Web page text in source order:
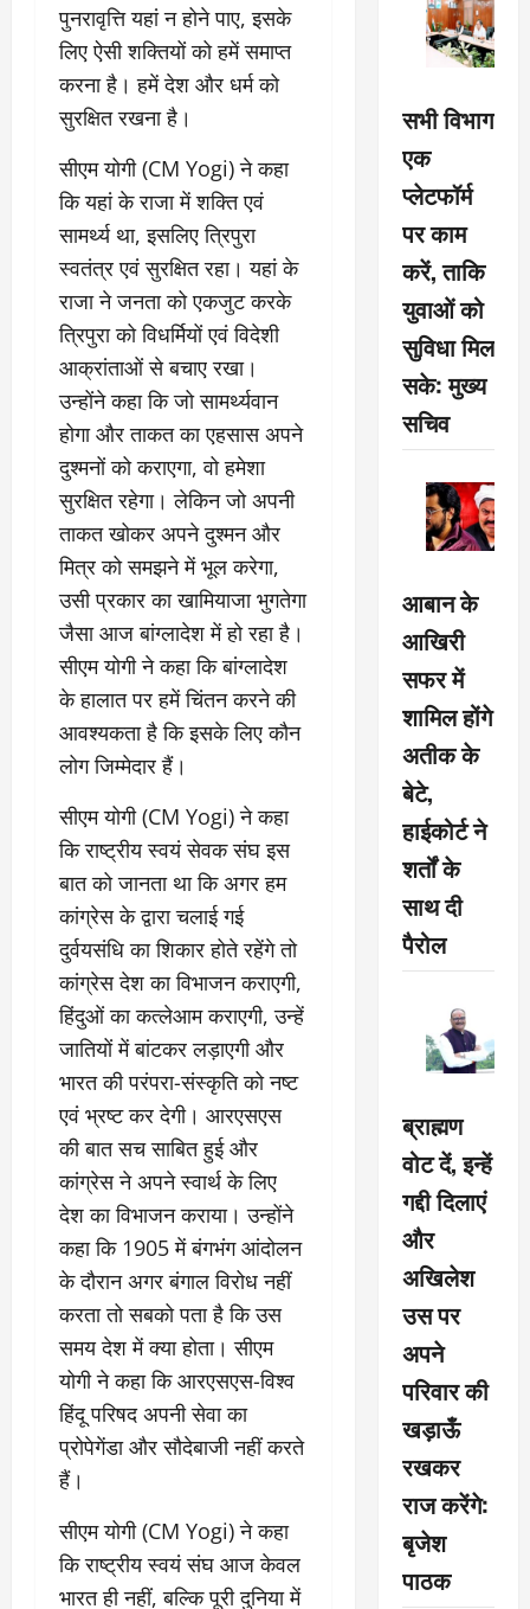
पुनरावृत्ति यहां न होने पाए, इसके
लिए ऐसी शक्तियों को हमें समाप्त
करना है। हमें देश और धर्म को
सुरक्षित रखना है।
सीएम योगी (CM Yogi) ने कहा
कि यहां के राजा में शक्ति एवं
सामर्थ्य था, इसलिए त्रिपुरा
स्वतंत्र एवं सुरक्षित रहा। यहां के
राजा ने जनता को एकजुट करके
त्रिपुरा को विधर्मियों एवं विदेशी
आक्रांताओं से बचाए रखा।
उन्होंने कहा कि जो सामर्थ्यवान
होगा और ताकत का एहसास अपने
दुश्मनों को कराएगा, वो हमेशा
सुरक्षित रहेगा। लेकिन जो अपनी
ताकत खोकर अपने दुश्मन और
मित्र को समझने में भूल करेगा,
उसी प्रकार का खामियाजा भुगतेगा
जैसा आज बांग्लादेश में हो रहा है।
सीएम योगी ने कहा कि बांग्लादेश
के हालात पर हमें चिंतन करने की
आवश्यकता है कि इसके लिए कौन
लोग जिम्मेदार हैं।
सीएम योगी (CM Yogi) ने कहा
कि राष्ट्रीय स्वयं सेवक संघ इस
बात को जानता था कि अगर हम
कांग्रेस के द्वारा चलाई गई
दुर्वयसंधि का शिकार होते रहेंगे तो
कांग्रेस देश का विभाजन कराएगी,
हिंदुओं का कत्लेआम कराएगी, उन्हें
जातियों में बांटकर लड़ाएगी और
भारत की परंपरा-संस्कृति को नष्ट
एवं भ्रष्ट कर देगी। आरएसएस
की बात सच साबित हुई और
कांग्रेस ने अपने स्वार्थ के लिए
देश का विभाजन कराया। उन्होंने
कहा कि 1905 में बंगभंग आंदोलन
के दौरान अगर बंगाल विरोध नहीं
करता तो सबको पता है कि उस
समय देश में क्या होता। सीएम
योगी ने कहा कि आरएसएस-विश्व
हिंदू परिषद अपनी सेवा का
प्रोपेगेंडा और सौदेबाजी नहीं करते
हैं।
सीएम योगी (CM Yogi) ने कहा
कि राष्ट्रीय स्वयं संघ आज केवल
भारत ही नहीं, बल्कि पूरी दुनिया में
सभी विभाग
एक
प्लेटफॉर्म
पर काम
करें, ताकि
युवाओं को
सुविधा मिल
सके: मुख्य
सचिव
आबान के
आखिरी
सफर में
शामिल होंगे
अतीक के
बेटे,
हाईकोर्ट ने
शर्तों के
साथ दी
पैरोल
ब्राह्मण
वोट दें, इन्हें
गद्दी दिलाएं
और
अखिलेश
उस पर
अपने
परिवार की
खड़ाऊँ
रखकर
राज करेंगे:
बृजेश
पाठक